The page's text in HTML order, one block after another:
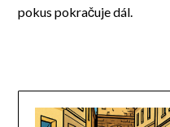
pokus pokračuje dál.